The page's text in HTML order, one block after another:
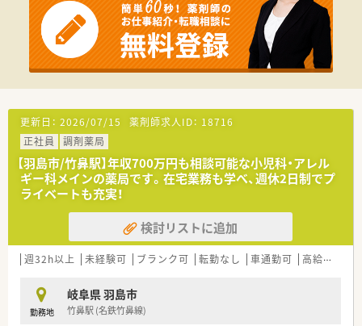
す。
■約7割が基幹病院や医療モールに出店！
■薬剤師1人あたりの処方箋対応枚数を少なめに設定し、比較的
余裕のある人員配置を徹底しています。
■働きながら育児・介護ができる環境を整えていますので、長く
お勤めいただけます。
ます。
更新日： 2026/07/15 薬剤師求人ID： 18716
正社員
調剤薬局
【羽島市/竹鼻駅】年収700万円も相談可能な小児科・アレル
ギー科メインの薬局です。在宅業務も学べ、週休2日制でプ
ライベートも充実！
検討リストに追加
週32h以上 未経験可 ブランク可 転勤なし 車通勤可 高給与(600万円以上)
勤務地
岐阜県 羽島市
竹鼻駅 (名鉄竹鼻線)